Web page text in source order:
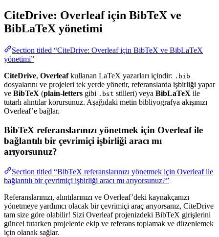
CiteDrive: Overleaf için BibTeX ve
BibLaTeX yönetimi
Section titled “CiteDrive: Overleaf için BibTeX ve BibLaTeX
yönetimi”
CiteDrive, Overleafkullanan LaTeX yazarları içindir: .bib
dosyalarını ve projeleri tek yerde yönetir, referanslarda işbirliği yapar
ve BibTeX (plain-letters gibi .bst stilleri) veya BibLaTeX ile
tutarlı alıntılar korursunuz. Aşağıdaki metin bibliyografya akışınızı
Overleaf’e bağlar.
BibTeX referanslarınızı yönetmek için Overleaf ile
bağlantılı bir çevrimiçi işbirliği aracı mı
arıyorsunuz?
Section titled “BibTeX referanslarınızı yönetmek için Overleaf ile
bağlantılı bir çevrimiçi işbirliği aracı mı arıyorsunuz?”
Referanslarınızı, alıntılarınızı ve Overleaf’deki kaynakçanızı
yönetmeye yardımcı olacak bir çevrimiçi araç arıyorsanız, CiteDrive
tam size göre olabilir! Sizi Overleaf projenizdeki BibTeX girişlerini
güncel tutarken projelerde ekip ve referans toplamak ve düzenlemek
için olanak sağlar.